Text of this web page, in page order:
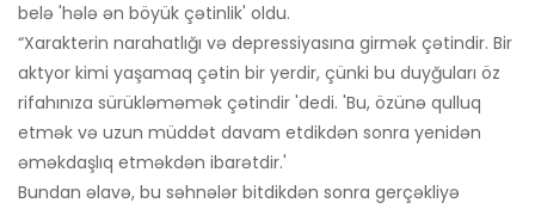
belə 'hələ ən böyük çətinlik' oldu.
“Xarakterin narahatlığı və depressiyasına girmək çətindir. Bir
aktyor kimi yaşamaq çətin bir yerdir, çünki bu duyğuları öz
rifahınıza sürükləməmək çətindir 'dedi. 'Bu, özünə qulluq
etmək və uzun müddət davam etdikdən sonra yenidən
əməkdaşlıq etməkdən ibarətdir.'
Bundan əlavə, bu səhnələr bitdikdən sonra gerçəkliyə